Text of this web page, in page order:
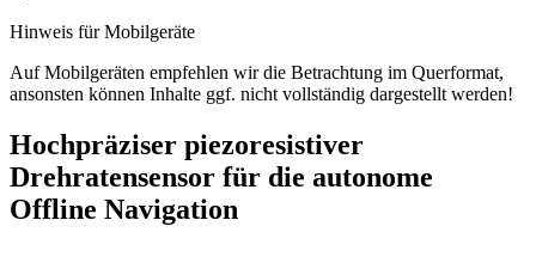
Hinweis für Mobilgeräte
Auf Mobilgeräten empfehlen wir die Betrachtung im Querformat,
ansonsten können Inhalte ggf. nicht vollständig dargestellt werden!
Hochpräziser piezoresistiver
Drehratensensor für die autonome
Offline Navigation